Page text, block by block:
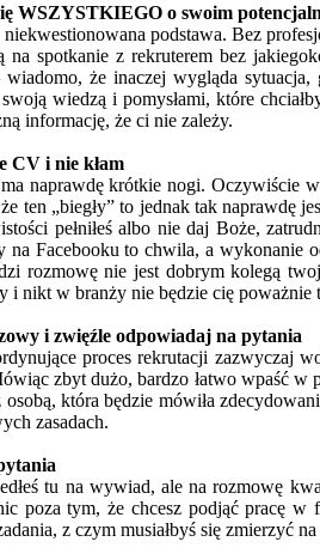
WSZYSTKIEGO o swoim
podstawa. Bez
na spotkanie z rekruterem bez
wiadomo, że inaczej wygląda
wiedzą i pomysłami, które
informację, że ci nie zależy.
CV i nie kłam
naprawdę krótkie nogi. Oczywiście
ten „biegły” to jednak tak naprawdę
pełniłeś albo nie daj Boże,
na Facebooku to chwila, a wykonanie
rozmowę nie jest dobrym kolegą
i nikt w branży nie będzie cię poważnie
i zwięźle odpowiadaj na pytania
proces rekrutacji zazwyczaj
zbyt dużo, bardzo łatwo wpaść w
osobą, która będzie mówiła
zasadach.
tu na wywiad, ale na rozmowę
poza tym, że chcesz podjąć pracę w
z czym musiałbyś się zmierzyć